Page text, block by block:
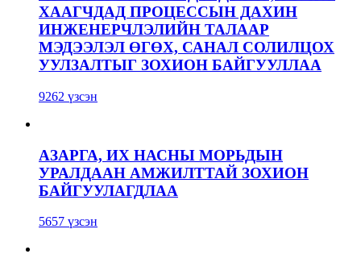
ХААГЧДАД ПРОЦЕССЫН ДАХИН
ИНЖЕНЕРЧЛЭЛИЙН ТАЛААР
МЭДЭЭЛЭЛ ӨГӨХ, САНАЛ СОЛИЛЦОХ
УУЛЗАЛТЫГ ЗОХИОН БАЙГУУЛЛАА
9262 үзсэн
АЗАРГА, ИХ НАСНЫ МОРЬДЫН
УРАЛДААН АМЖИЛТТАЙ ЗОХИОН
БАЙГУУЛАГДЛАА
5657 үзсэн